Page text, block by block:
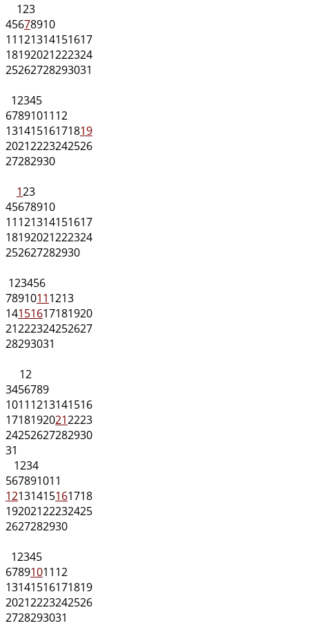
123
45678910
11121314151617
18192021222324
25262728293031
12345
6789101112
13141516171819
20212223242526
27282930
123
45678910
11121314151617
18192021222324
252627282930
123456
78910111213
14151617181920
21222324252627
28293031
12
3456789
10111213141516
17181920212223
24252627282930
31
1234
567891011
12131415161718
19202122232425
2627282930
12345
6789101112
13141516171819
20212223242526
2728293031